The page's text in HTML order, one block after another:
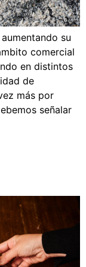
su
comercial
en distintos
de
más por
señalar